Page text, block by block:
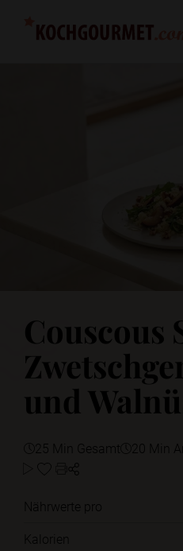
Couscous
und
25 Min Gesamt 20 Min
Nährwerte pro
Kalorien